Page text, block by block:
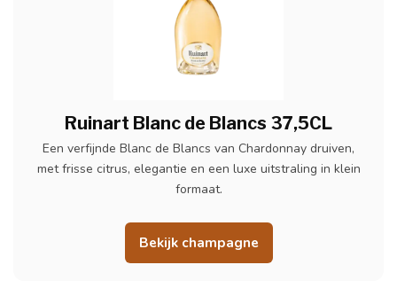
Ruinart Blanc de Blancs 37,5CL
Een verfijnde Blanc de Blancs van Chardonnay druiven,
met frisse citrus, elegantie en een luxe uitstraling in klein
formaat.
Bekijk champagne